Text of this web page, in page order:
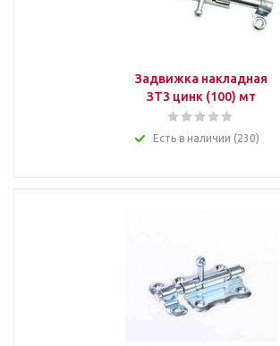
Задвижка накладная
ЗТ3 цинк (100) мт
Есть в наличии (230)